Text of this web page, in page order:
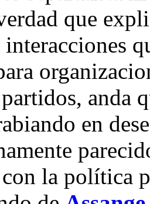
que
interacciones
anda
en
la política